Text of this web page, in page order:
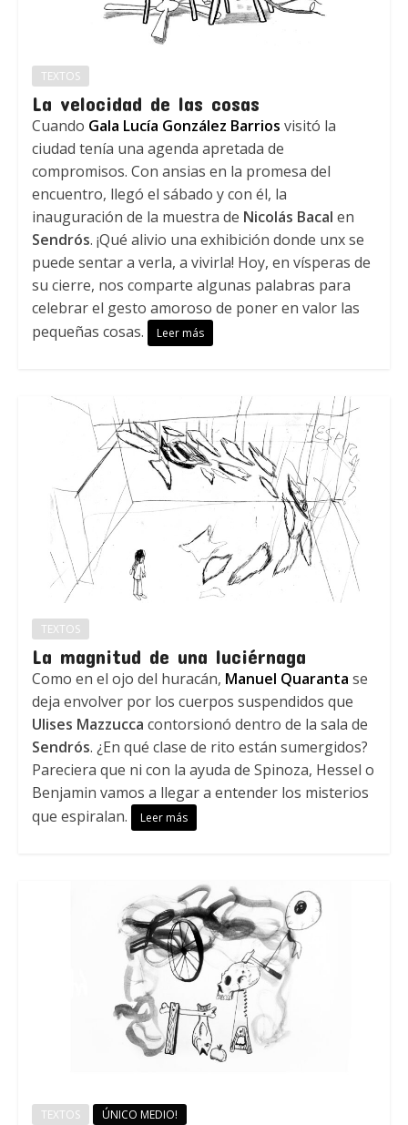
TEXTOS
La velocidad de las cosas
Cuando Gala Lucía González Barrios visitó la
ciudad tenía una agenda apretada de
compromisos. Con ansias en la promesa del
encuentro, llegó el sábado y con él, la
inauguración de la muestra de Nicolás Bacal en
Sendrós. ¡Qué alivio una exhibición donde unx se
puede sentar a verla, a vivirla! Hoy, en vísperas de
su cierre, nos comparte algunas palabras para
celebrar el gesto amoroso de poner en valor las
pequeñas cosas.
Leer más
TEXTOS
La magnitud de una luciérnaga
Como en el ojo del huracán, Manuel Quaranta se
deja envolver por los cuerpos suspendidos que
Ulises Mazzucca contorsionó dentro de la sala de
Sendrós. ¿En qué clase de rito están sumergidos?
Pareciera que ni con la ayuda de Spinoza, Hessel o
Benjamin vamos a llegar a entender los misterios
que espiralan.
Leer más
TEXTOS ÚNICO MEDIO!